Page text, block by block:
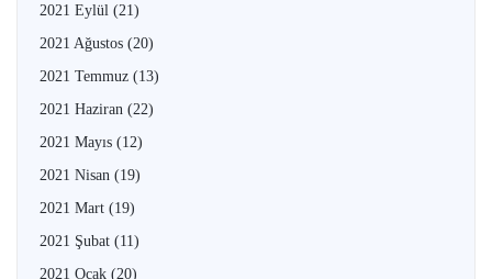
2021 Eylül (21)
2021 Ağustos (20)
2021 Temmuz (13)
2021 Haziran (22)
2021 Mayıs (12)
2021 Nisan (19)
2021 Mart (19)
2021 Şubat (11)
2021 Ocak (20)